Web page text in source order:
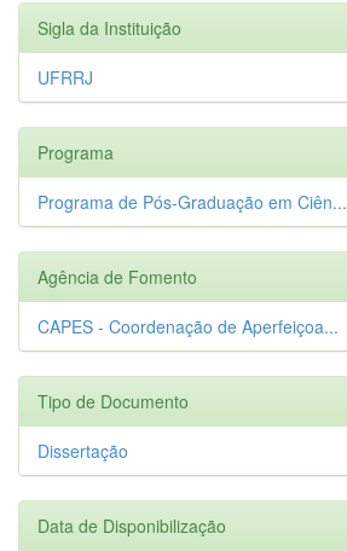
Sigla da Instituição
UFRRJ
Programa
Programa de Pós-Graduação em Ciên...
Agência de Fomento
CAPES - Coordenação de Aperfeiçoa...
Tipo de Documento
Dissertação
Data de Disponibilização